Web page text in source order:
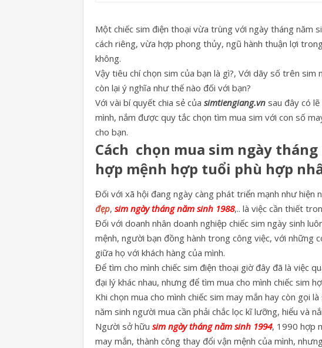
Một chiếc sim điện thoại vừa trùng với ngày tháng năm
cách riêng, vừa hợp phong thủy, ngũ hành thuận lợi
không.
Vậy tiêu chí chọn sim của bạn là gì?, Với dãy số trên
còn lại ý nghĩa như thế nào đối với bạn?
Với vài bí quyết chia sẻ của simtiengiang.vn sau đây có
mình, nắm được quy tắc chọn tìm mua sim với con số
cho bạn.
Cách chọn mua sim ngày tháng
hợp mệnh hợp tuổi phù hợp
Đối với xã hội đang ngày càng phát triển mạnh như hiện
đẹp, sim ngày tháng năm sinh 1988,.. là việc cần thiết
Đối với doanh nhân doanh nghiệp chiếc sim ngày sinh
mệnh, người bạn đồng hành trong công việc, với những
giữa họ với khách hàng của mình.
Để tìm cho mình chiếc sim điện thoại giờ đây đã là việc
đại lý khác nhau, nhưng để tìm mua cho mình chiếc sim
Khi chọn mua cho mình chiếc sim may mắn hay còn gọi
năm sinh người mua cần phải chắc lọc kĩ lưỡng, hiểu và
Người sở hữu sim ngày tháng năm sinh 1994, 1990 hợp
may mắn, thành công thay đổi vận mệnh của mình,